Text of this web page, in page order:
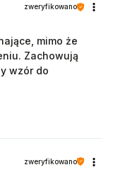
zweryfikowano
mimo że
Zachowują
wzór do
zweryfikowano